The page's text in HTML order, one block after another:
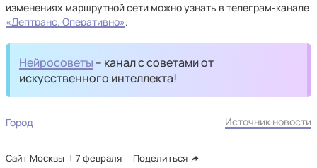
изменениях маршрутной сети можно узнать в телеграм-канале
«Дептранс. Оперативно».
Нейросоветы – канал с советами от
искусственного интеллекта!
Город Источник новости
Сайт Москвы 7 февраля Поделиться